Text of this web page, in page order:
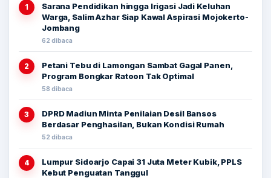
1
Sarana Pendidikan hingga Irigasi Jadi Keluhan
Warga, Salim Azhar Siap Kawal Aspirasi Mojokerto-
Jombang
62 dibaca
2
Petani Tebu di Lamongan Sambat Gagal Panen,
Program Bongkar Ratoon Tak Optimal
58 dibaca
3
DPRD Madiun Minta Penilaian Desil Bansos
Berdasar Penghasilan, Bukan Kondisi Rumah
52 dibaca
4
Lumpur Sidoarjo Capai 31 Juta Meter Kubik, PPLS
Kebut Penguatan Tanggul